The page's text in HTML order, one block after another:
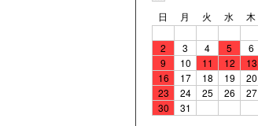
日
月 火 水 木
2
3 4 5 6
9
10 11 12 13
16
17 18 19 20
23
24 25 26 27
30
31